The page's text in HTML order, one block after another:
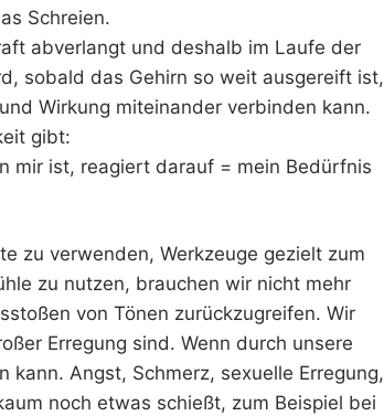
Schreien.
abverlangt und deshalb im Laufe der
sobald das Gehirn so weit ausgereift ist,
Wirkung miteinander verbinden kann.
gibt:
mir ist, reagiert darauf = mein Bedürfnis
zu verwenden, Werkzeuge gezielt zum
zu nutzen, brauchen wir nicht mehr
von Tönen zurückzugreifen. Wir
Erregung sind. Wenn durch unsere
Angst, Schmerz, sexuelle Erregung,
noch etwas schießt, zum Beispiel bei